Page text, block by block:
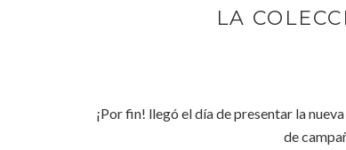
LA
¡Por fin! llegó el día de presentar la
de